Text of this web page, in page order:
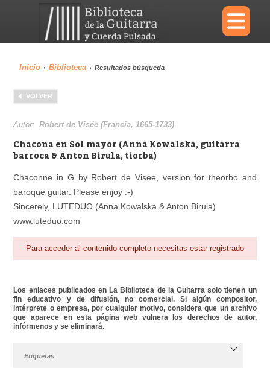
×
Menu
Biblioteca Diccionario
Área personal
Inicio › Biblioteca › Resultados búsqueda
VOLVER
Autor:Robert de Visée (Francia, 1665-1733)
Chacona en Sol mayor (Anna Kowalska, guitarra
barroca & Anton Birula, tiorba)
Chaconne in G by Robert de Visee, version for theorbo and
baroque guitar. Please enjoy :-)
Sincerely, LUTEDUO (Anna Kowalska & Anton Birula)
www.luteduo.com
Para acceder al contenido completo necesitas estar registrado
Los enlaces publicados en La Biblioteca de la Guitarra solo tienen un
fin educativo y de difusión, no comercial. Si algún compositor,
intérprete o empresa, por cualquier motivo, considera que un archivo
que aparece en esta página web vulnera los derechos de autor,
infórmenos y se eliminará.
Etiquetas